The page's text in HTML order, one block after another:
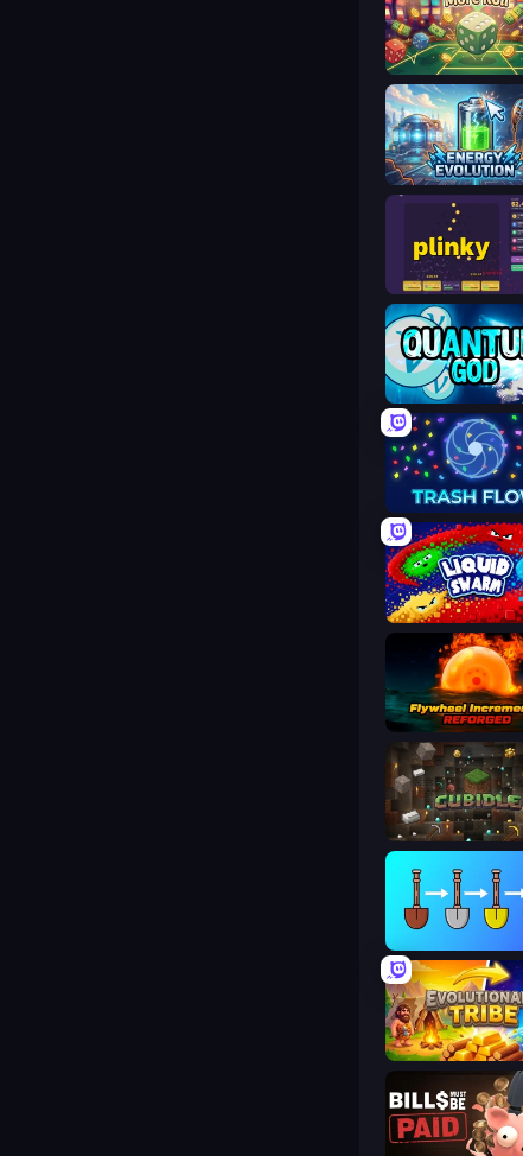
Just One More Roll
Energy Evolution
Plinky
Quantum God
Trash Flow
Liquid Swarm
Cubidle
Evolutionary Tribe